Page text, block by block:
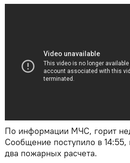
По информации МЧС, горит
Сообщение поступило в 14:55,
два пожарных расчета.